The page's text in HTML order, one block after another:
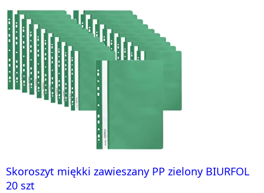
Skoroszyt miękki zawieszany PP zielony BIURFOL
20 szt